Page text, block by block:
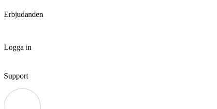
Erbjudanden
Logga in
Support